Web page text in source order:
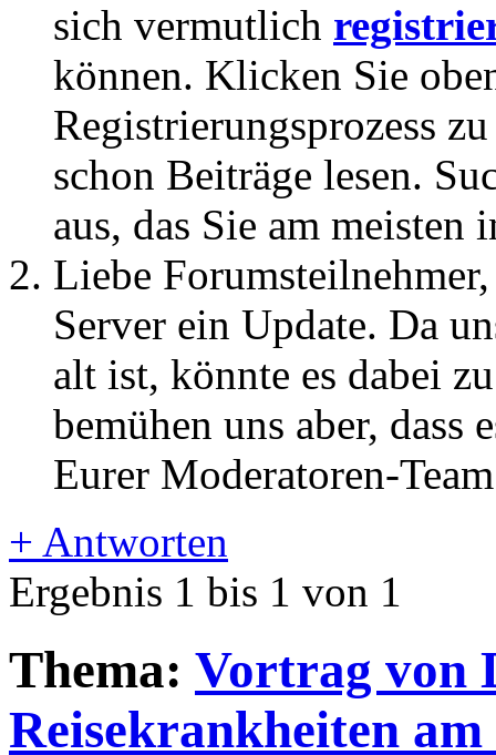
sich vermutlich
können. Klicken Sie
Registrierungsprozess
schon Beiträge lesen.
aus, das Sie am meisten
Liebe
Server ein Update. Da
alt ist, könnte es dabei
bemühen uns aber, dass
Eurer Moderatoren-Team
+ Antworten
Ergebnis 1 bis 1 von 1
Thema: Vortrag von
Reisekrankheiten am